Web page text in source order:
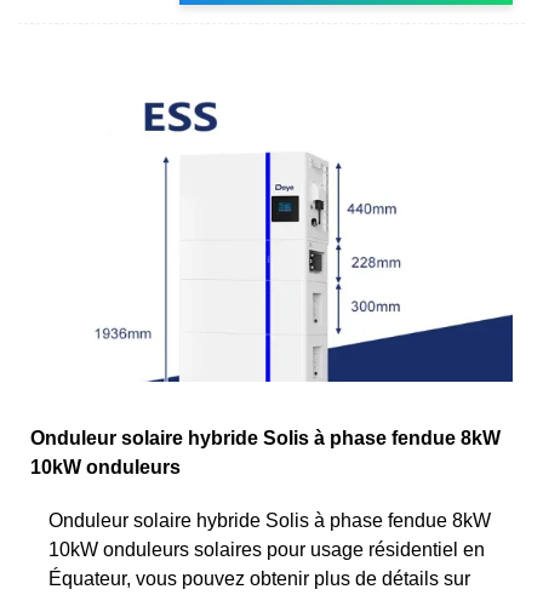
Onduleur solaire hybride Solis à phase fendue 8kW
10kW onduleurs
Onduleur solaire hybride Solis à phase fendue 8kW
10kW onduleurs solaires pour usage résidentiel en
Équateur, vous pouvez obtenir plus de détails sur